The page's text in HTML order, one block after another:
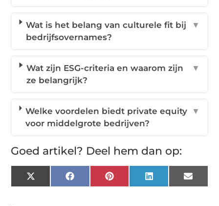
Wat is het belang van culturele fit bij
bedrijfsovernames?
▼
Wat zijn ESG-criteria en waarom zijn
ze belangrijk?
▼
Welke voordelen biedt private equity
voor middelgrote bedrijven?
▼
Goed artikel? Deel hem dan op:
X
(Twitter)
FacebookPinterestLinkedInEmail